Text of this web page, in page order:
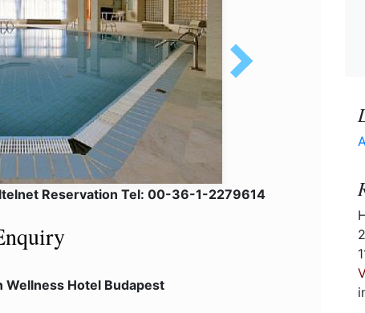
Reservation Tel: 00-36-1-2279614
Hotel Budapest